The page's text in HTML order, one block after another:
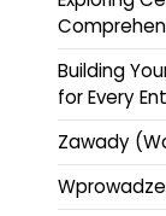
Building
for Every
Zawady